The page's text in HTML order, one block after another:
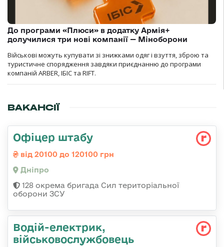
До програми «Плюси» в додатку Армія+
долучилися три нові компанії — Міноборони
Військові можуть купувати зі знижками одяг і взуття, зброю та
туристичне спорядження завдяки приєднанню до програми
компаній ARBER, ІБІС та RIFT.
ВАКАНСІЇ
Офіцер штабу
від 20100 до 120100 грн
Дніпро
128 окрема бригада Сил територіальної
оборони ЗСУ
Водій-електрик,
військовослужбовець